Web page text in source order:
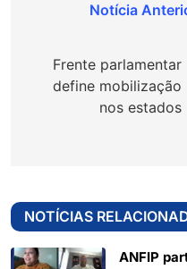
Navegação
Post
Frente parlamentar
define mobilização
nos estados
NOTÍCIAS
ANFIP